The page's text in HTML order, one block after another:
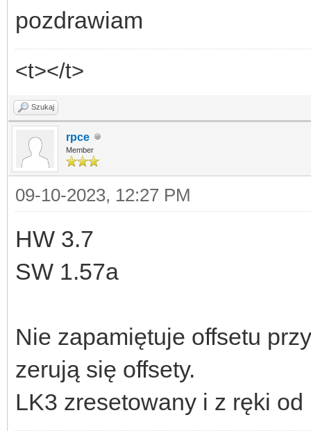
pozdrawiam
<t></t>
Szukaj
rpce
Member
09-10-2023, 12:27 PM
HW 3.7
SW 1.57a
Nie zapamiętuje offsetu
zerują się offsety.
LK3 zresetowany i z ręki